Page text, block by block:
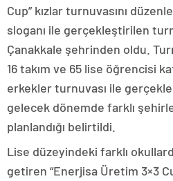
Cup” kızlar turnuvasını
sloganı ile gerçekleştirilen
Çanakkale şehrinden oldu.
16 takım ve 65 lise öğrencisi
erkekler turnuvası ile
gelecek dönemde farklı
planlandığı belirtildi.
Lise düzeyindeki farklı
getiren “Enerjisa Üretim 3×3